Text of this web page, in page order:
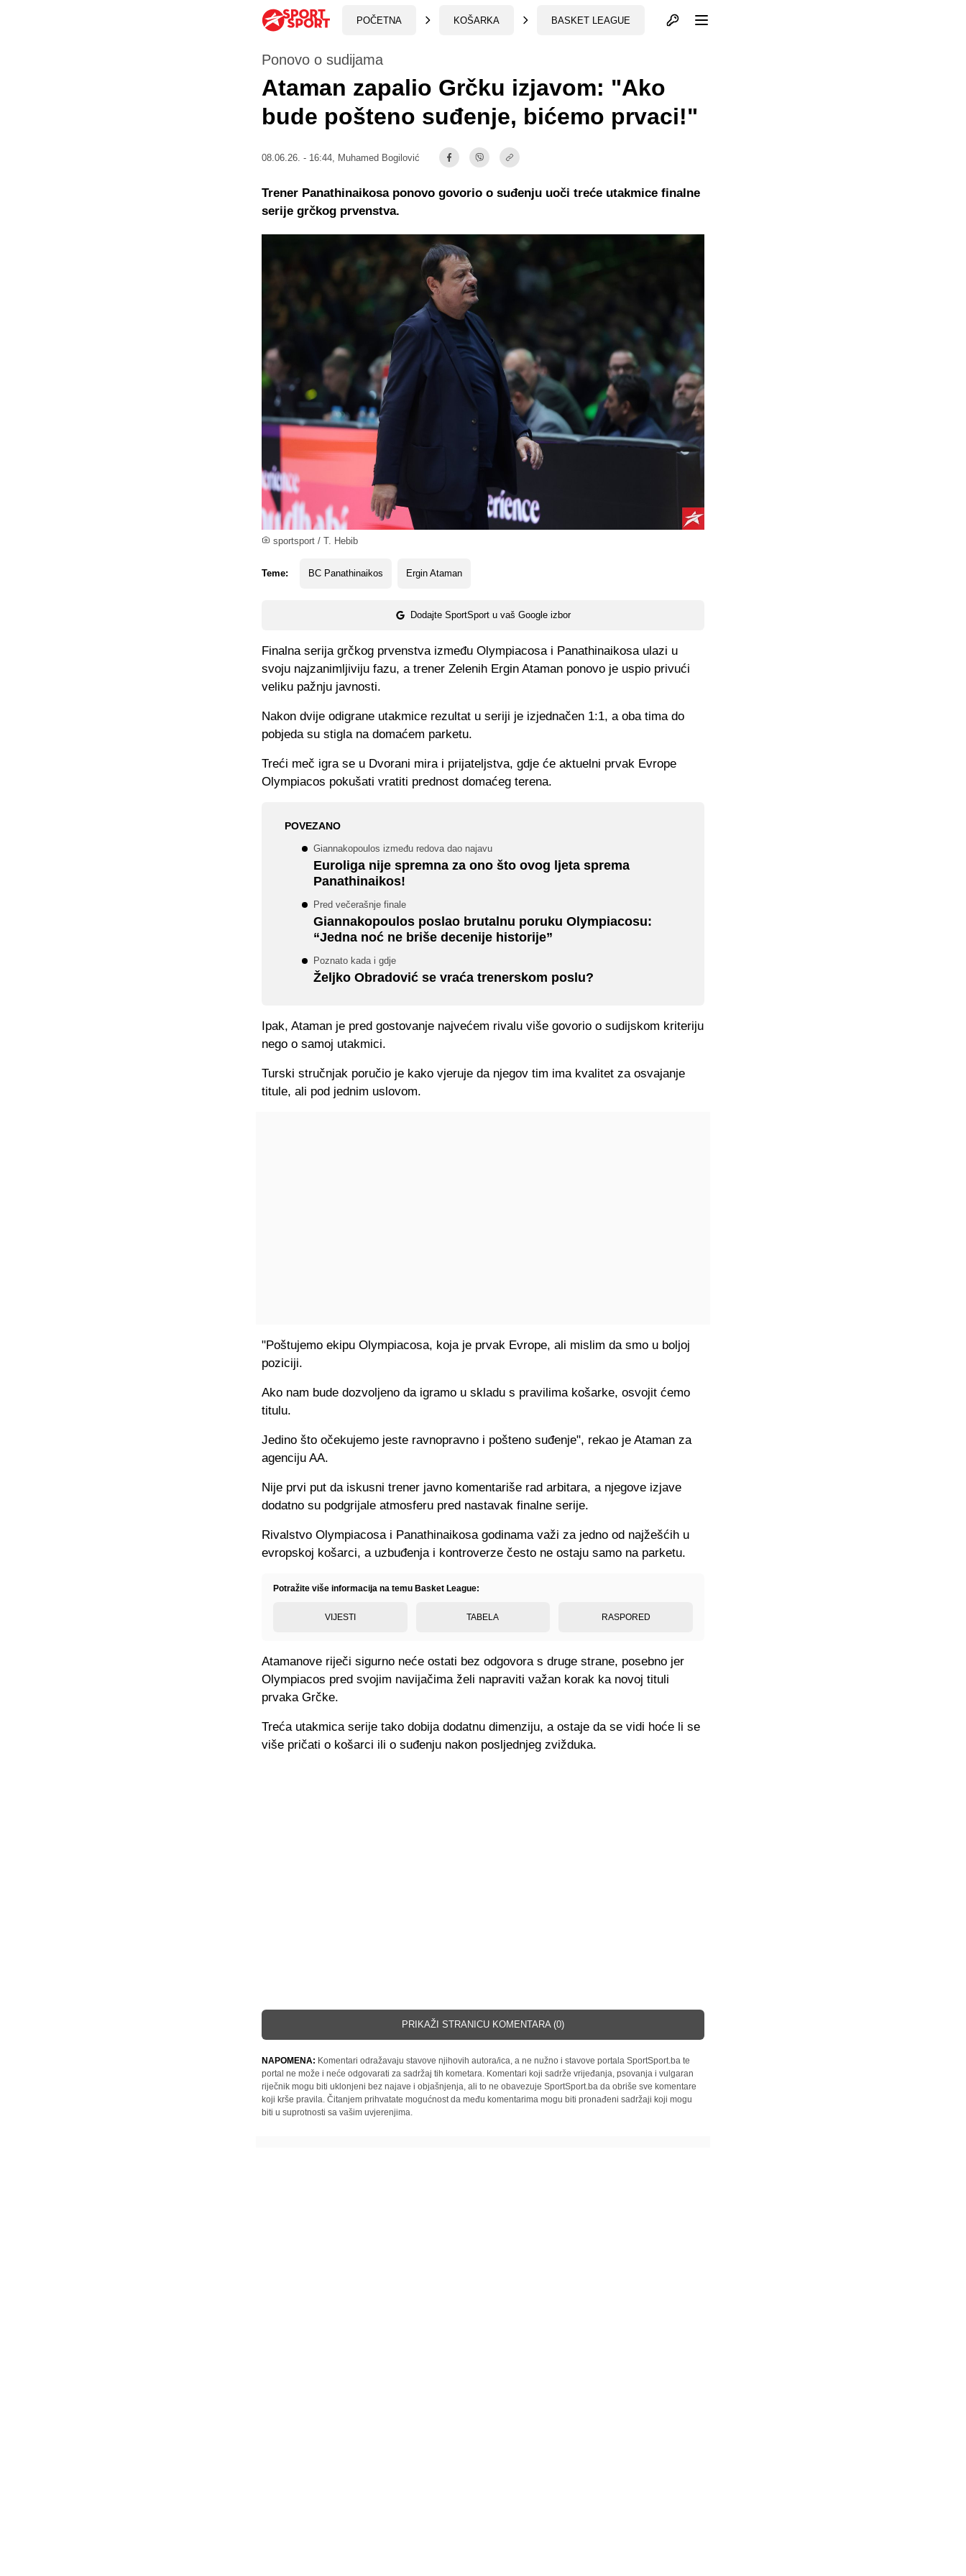
POČETNA KOŠARKA BASKET LEAGUE Otvori profil
sportsport / T. Hebib
Ponovo o sudijama
Ataman zapalio Grčku izjavom: "Ako
bude pošteno suđenje, bićemo prvaci!"
08.06.26. - 16:44, Muhamed Bogilović
Teme: BC Panathinaikos Ergin Ataman
Dodajte SportSport u vaš Google izbor
Trener Panathinaikosa ponovo govorio o suđenju uoči treće utakmice finalne
serije grčkog prvenstva.
Finalna serija grčkog prvenstva između Olympiacosa i Panathinaikosa ulazi u
svoju najzanimljiviju fazu, a trener Zelenih Ergin Ataman ponovo je uspio privući
veliku pažnju javnosti.
Nakon dvije odigrane utakmice rezultat u seriji je izjednačen 1:1, a oba tima do
pobjeda su stigla na domaćem parketu.
Treći meč igra se u Dvorani mira i prijateljstva, gdje će aktuelni prvak Evrope
Olympiacos pokušati vratiti prednost domaćeg terena.
POVEZANO
Giannakopoulos između redova dao najavu
Euroliga nije spremna za ono što ovog ljeta sprema
Panathinaikos!
Pred večerašnje finale
Giannakopoulos poslao brutalnu poruku Olympiacosu:
“Jedna noć ne briše decenije historije”
Poznato kada i gdje
Željko Obradović se vraća trenerskom poslu?
Ipak, Ataman je pred gostovanje najvećem rivalu više govorio o sudijskom kriteriju
nego o samoj utakmici.
Turski stručnjak poručio je kako vjeruje da njegov tim ima kvalitet za osvajanje
titule, ali pod jednim uslovom.
"Poštujemo ekipu Olympiacosa, koja je prvak Evrope, ali mislim da smo u boljoj
poziciji.
Ako nam bude dozvoljeno da igramo u skladu s pravilima košarke, osvojit ćemo
titulu.
Jedino što očekujemo jeste ravnopravno i pošteno suđenje", rekao je Ataman za
agenciju AA.
Nije prvi put da iskusni trener javno komentariše rad arbitara, a njegove izjave
dodatno su podgrijale atmosferu pred nastavak finalne serije.
Rivalstvo Olympiacosa i Panathinaikosa godinama važi za jedno od najžešćih u
evropskoj košarci, a uzbuđenja i kontroverze često ne ostaju samo na parketu.
Potražite više informacija na temu Basket League:
VIJESTI TABELA RASPORED
Atamanove riječi sigurno neće ostati bez odgovora s druge strane, posebno jer
Olympiacos pred svojim navijačima želi napraviti važan korak ka novoj tituli
prvaka Grčke.
Treća utakmica serije tako dobija dodatnu dimenziju, a ostaje da se vidi hoće li se
više pričati o košarci ili o suđenju nakon posljednjeg zvižduka.
PRIKAŽI STRANICU KOMENTARA (0)
NAPOMENA: Komentari odražavaju stavove njihovih autora/ica, a ne nužno i stavove portala SportSport.ba te
portal ne može i neće odgovarati za sadržaj tih kometara. Komentari koji sadrže vrijeđanja, psovanja i vulgaran
riječnik mogu biti uklonjeni bez najave i objašnjenja, ali to ne obavezuje SportSport.ba da obriše sve komentare
koji krše pravila. Čitanjem prihvatate mogućnost da među komentarima mogu biti pronađeni sadržaji koji mogu
biti u suprotnosti sa vašim uvjerenjima.